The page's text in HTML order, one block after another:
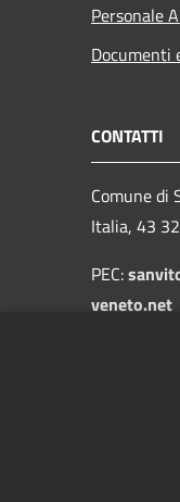
Personale
Documenti
CONTATTI
Comune di
Italia, 43
PEC:
veneto.net